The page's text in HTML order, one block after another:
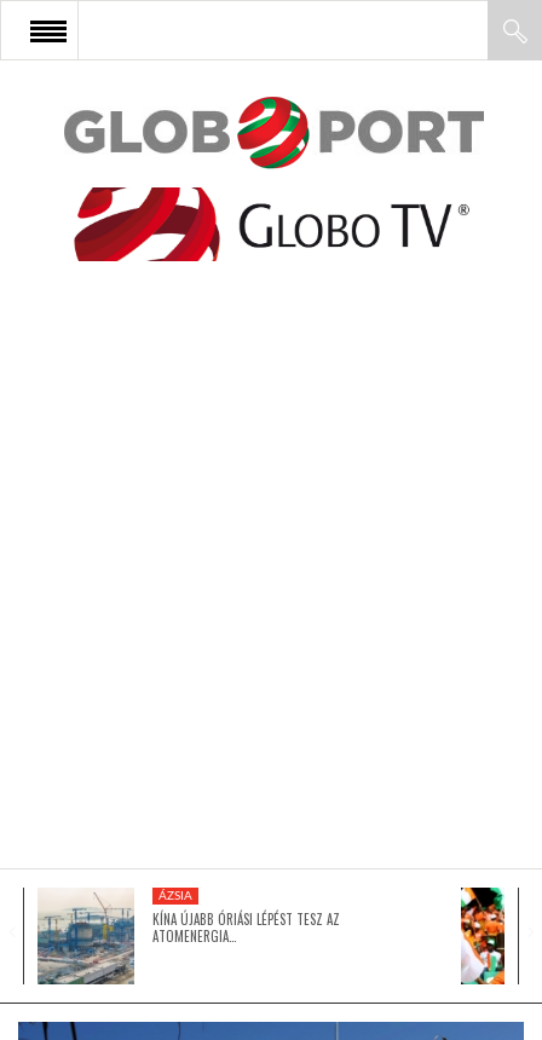
FŐOLDAL
AFRIKA
GLOBOTV BP
ÁZSIA
KÍNA ÚJABB ÓRIÁSI LÉPÉST TESZ AZ
ATOMENERGIA…